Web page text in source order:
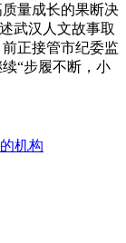
量成长的果断决
武汉人文故事取
正接管市纪委监
“步履不断，小
机构